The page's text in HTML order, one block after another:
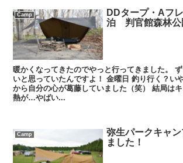
Camp
DDタープ・Aフ
泊 判官館森林公
暖かくなってきたのでやっと行ってきました。
いと思っていたんですよ！ 金曜日 釣り行く？い
から自分の心が葛藤していました（笑） 結局は
熱が…やばい...
Camp
弥生パークキャ
ました！